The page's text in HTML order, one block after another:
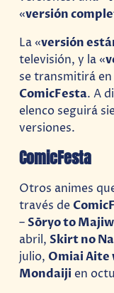
«versión
La «versión
televisión, y la «
se transmitirá
ComicFesta. A
elenco seguirá
versiones.
ComicFesta
Otros animes
través de
–Sōryo to
abril,Skirt no
julio, Omiai Aite
Mondaiji en